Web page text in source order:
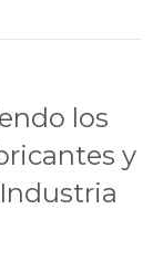
los
y